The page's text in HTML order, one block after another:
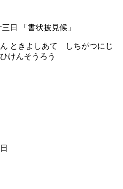
日 「書状披見候」
ときよしあて しちがつにじ
けんそうろう